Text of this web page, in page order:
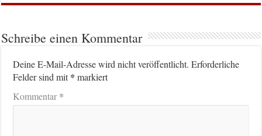
Schreibe einen Kommentar
Deine E-Mail-Adresse wird nicht veröffentlicht. Erforderliche
Felder sind mit* markiert
Kommentar*